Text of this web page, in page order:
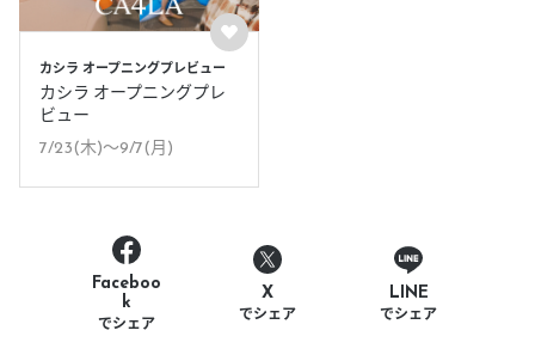
カシラ オープニングプレビュー
カシラ オープニングプレ
ビュー
7/23(木)〜9/7(月)
Faceboo
k
でシェア
X
でシェア
LINE
でシェア